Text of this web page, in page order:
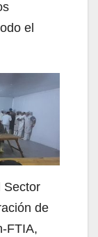
el
Sector
de
FTIA,